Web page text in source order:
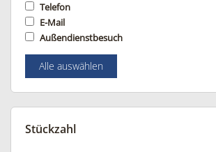
Telefon
E-Mail
Außendienstbesuch
Alle auswählen
Stückzahl